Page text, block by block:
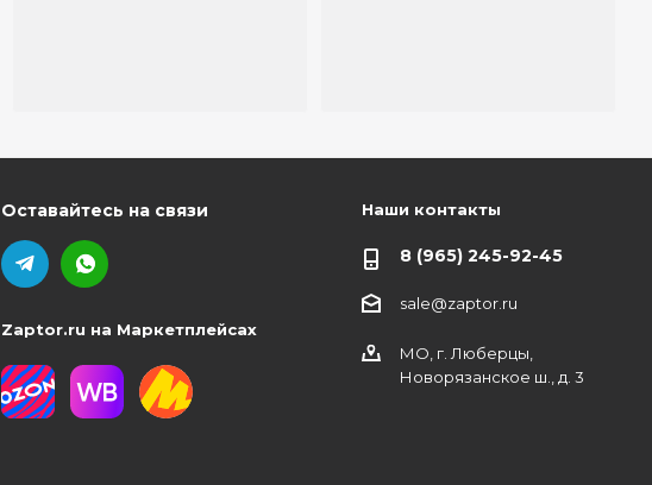
Оставайтесь на связи
Zaptor.ru на Маркетплейсах
Наши контакты
8 (965) 245-92-45
sale@zaptor.ru
МО, г. Люберцы,
Новорязанское ш., д. 3